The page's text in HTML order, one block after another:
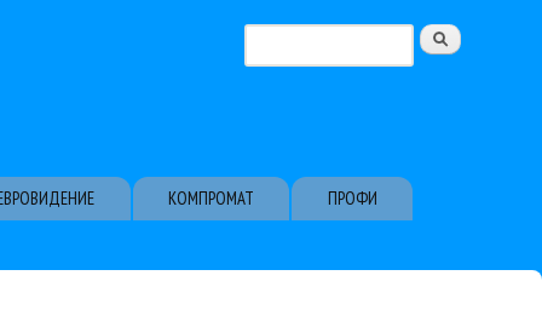
Форма поиска
КОМПРОМАТ
ПРОФИ